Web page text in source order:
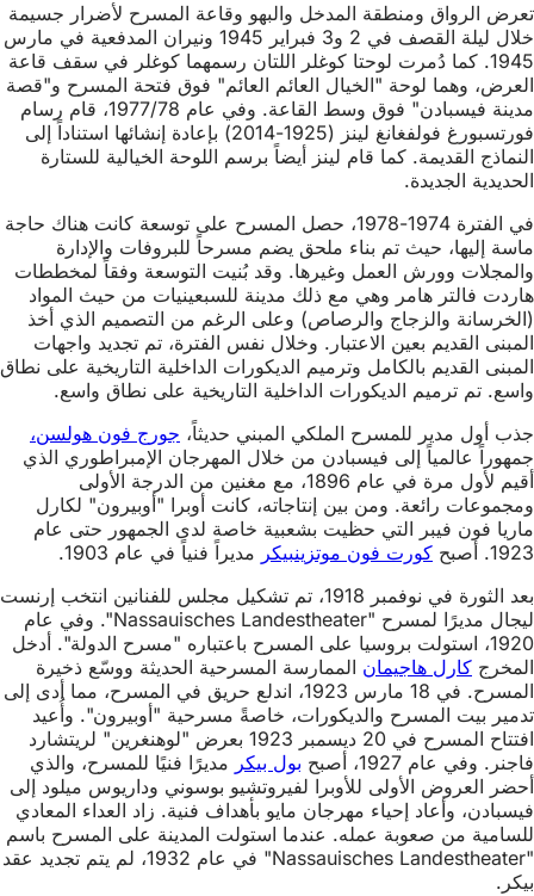
تعرض الرواق ومنطقة المدخل والبهو وقاعة المسرح لأضرار جسيمة
خلال ليلة القصف في 2 و3 فبراير 1945 ونيران المدفعية في مارس
1945. كما دُمرت لوحتا كوغلر اللتان رسمهما كوغلر في سقف قاعة
العرض، وهما لوحة "الخيال العائم العائم" فوق فتحة المسرح و"قصة
مدينة فيسبادن" فوق وسط القاعة. وفي عام 1977/78، قام رسام
فورتسبورغ فولفغانغ لينز (1925-2014) بإعادة إنشائها استناداً إلى
النماذج القديمة. كما قام لينز أيضاً برسم اللوحة الخيالية للستارة
الحديدية الجديدة.
في الفترة 1974-1978، حصل المسرح على توسعة كانت هناك حاجة
ماسة إليها، حيث تم بناء ملحق يضم مسرحاً للبروفات والإدارة
والمجلات وورش العمل وغيرها. وقد بُنيت التوسعة وفقاً لمخططات
هاردت فالتر هامر وهي مع ذلك مدينة للسبعينيات من حيث المواد
(الخرسانة والزجاج والرصاص) وعلى الرغم من التصميم الذي أخذ
المبنى القديم بعين الاعتبار. وخلال نفس الفترة، تم تجديد واجهات
المبنى القديم بالكامل وترميم الديكورات الداخلية التاريخية على نطاق
واسع. تم ترميم الديكورات الداخلية التاريخية على نطاق واسع.
جذب أول مدير للمسرح الملكي المبني حديثاً، جورج فون هولسن،
جمهوراً عالمياً إلى فيسبادن من خلال المهرجان الإمبراطوري الذي
أقيم لأول مرة في عام 1896، مع مغنين من الدرجة الأولى
ومجموعات رائعة. ومن بين إنتاجاته، كانت أوبرا "أوبيرون" لكارل
ماريا فون فيبر التي حظيت بشعبية خاصة لدى الجمهور حتى عام
1923. أصبح
كورت فون موتزينبيكر مديراً فنياً في عام 1903.
بعد الثورة في نوفمبر 1918، تم تشكيل مجلس للفنانين انتخب إرنست
ليجال مديرًا لمسرح "Nassauisches Landestheater". وفي عام
1920، استولت بروسيا على المسرح باعتباره "مسرح الدولة". أدخل
المخرج كارل هاجيمان الممارسة المسرحية الحديثة ووسّع ذخيرة
المسرح. في 18 مارس 1923، اندلع حريق في المسرح، مما أدى إلى
تدمير بيت المسرح والديكورات، خاصةً مسرحية "أوبيرون". وأُعيد
افتتاح المسرح في 20 ديسمبر 1923 بعرض "لوهنغرين" لريتشارد
فاجنر. وفي عام 1927، أصبح
بول بيكر مديرًا فنيًا للمسرح، والذي
أحضر العروض الأولى للأوبرا لفيروتشيو بوسوني وداريوس ميلود إلى
فيسبادن، وأعاد إحياء مهرجان مايو بأهداف فنية. زاد العداء المعادي
للسامية من صعوبة عمله. عندما استولت المدينة على المسرح باسم
"Nassauisches Landestheater" في عام 1932، لم يتم تجديد عقد
بيكر.